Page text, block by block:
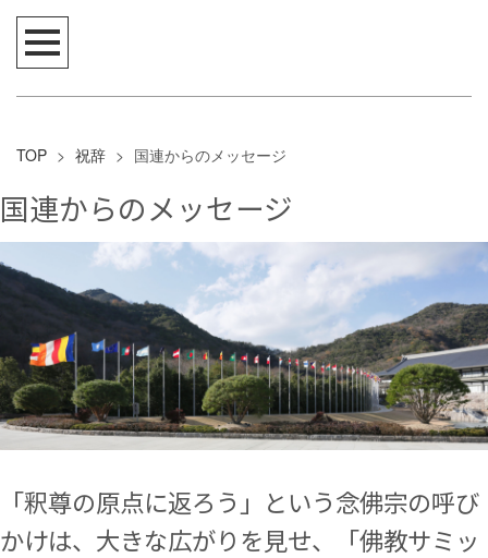
TOP > 祝辞 > 国連からのメッセージ
国連からのメッセージ
「釈尊の原点に返ろう」という念佛宗の呼び
かけは、大きな広がりを見せ、「佛教サミッ